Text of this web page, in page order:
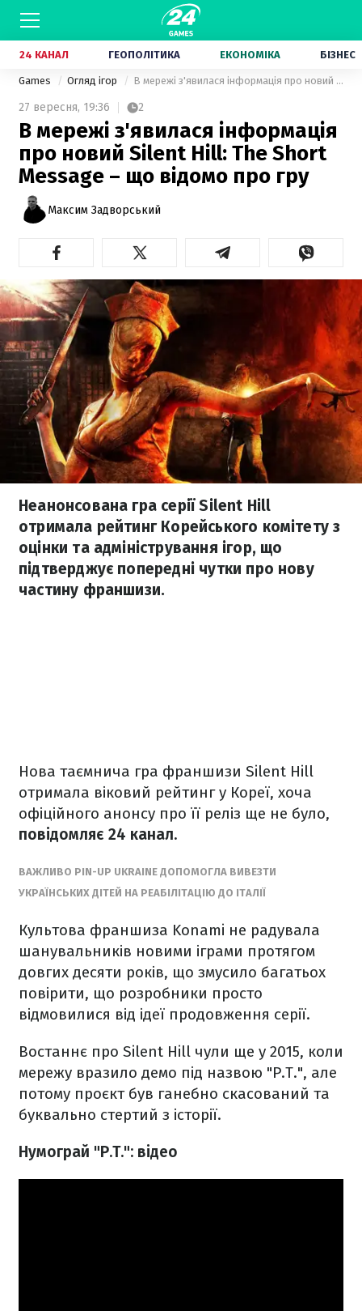
24 КАНАЛ ГЕОПОЛІТИКА ЕКОНОМІКА БІЗНЕС
Games Огляд ігор В мережі з'явилася інформація про новий Silent Hill: The Short Message – що відомо про гру
27 вересня, 19:36 2
В мережі з'явилася інформація
про новий Silent Hill: The Short
Message – що відомо про гру
Максим Задворський
Неанонсована гра серії Silent Hill
отримала рейтинг Корейського комітету з
оцінки та адміністрування ігор, що
підтверджує попередні чутки про нову
частину франшизи.
Нова таємнича гра франшизи Silent Hill
отримала віковий рейтинг у Кореї, хоча
офіційного анонсу про її реліз ще не було,
повідомляє 24 канал.
ВАЖЛИВО PIN-UP UKRAINE ДОПОМОГЛА ВИВЕЗТИ
УКРАЇНСЬКИХ ДІТЕЙ НА РЕАБІЛІТАЦІЮ ДО ІТАЛІЇ
Культова франшиза Konami не радувала
шанувальників новими іграми протягом
довгих десяти років, що змусило багатьох
повірити, що розробники просто
відмовилися від ідеї продовження серії.
Востаннє про Silent Hill чули ще у 2015, коли
мережу вразило демо під назвою "P.T.", але
потому проєкт був ганебно скасований та
буквально стертий з історії.
Нумограй "P.T.": відео